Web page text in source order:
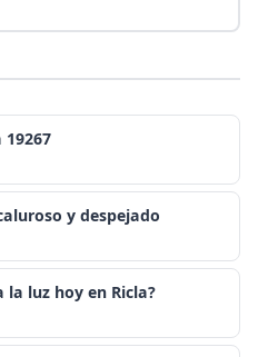
19267
y despejado
luz hoy en Ricla?